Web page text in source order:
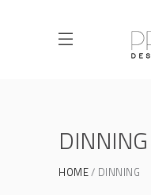
DINNING
HOME DINNING